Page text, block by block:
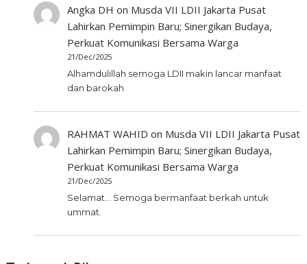
Angka DH on Musda VII LDII Jakarta Pusat
Lahirkan Pemimpin Baru; Sinergikan Budaya,
Perkuat Komunikasi Bersama Warga
21/Dec/2025
Alhamdulillah semoga LDII makin lancar manfaat
dan barokah
RAHMAT WAHID on Musda VII LDII Jakarta Pusat
Lahirkan Pemimpin Baru; Sinergikan Budaya,
Perkuat Komunikasi Bersama Warga
21/Dec/2025
Selamat... Semoga bermanfaat berkah untuk
ummat.